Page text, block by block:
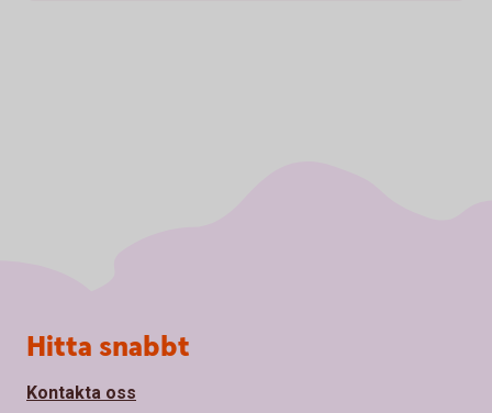
Sidfot
Hitta snabbt
Kontakta oss